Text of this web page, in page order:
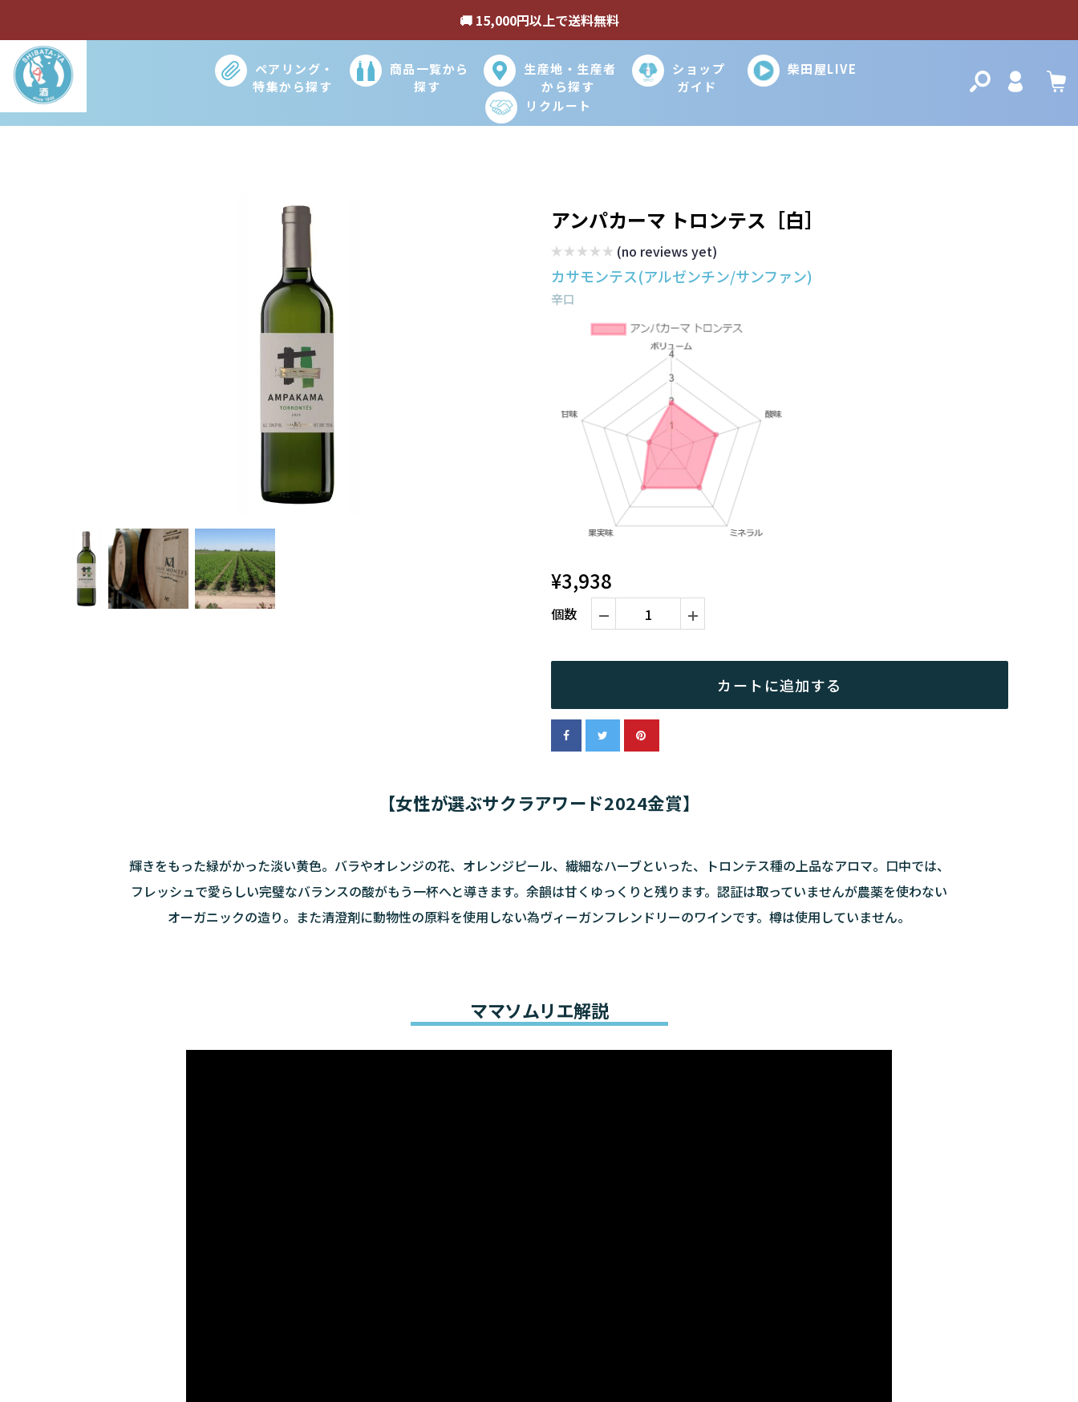
🚚 15,000円以上で送料無料
ペアリング・
特集から探す
商品一覧から
探す
生産地・生産者
から探す
ショップ
ガイド
柴田屋LIVE
リクルート
検索 Login
アンパカーマ トロンテス［白］
(no reviews yet)
カサモンテス(アルゼンチン/サンファン)
辛口
¥3,938
個数
カートに追加する
【女性が選ぶサクラアワード2024金賞】
輝きをもった緑がかった淡い黄色。バラやオレンジの花、オレンジピール、繊細なハーブといった、トロンテス種の上品なアロマ。口中では、
フレッシュで愛らしい完璧なバランスの酸がもう一杯へと導きます。余韻は甘くゆっくりと残ります。 認証は取っていませんが農薬を使わない
オーガニックの造り。また清澄剤に動物性の原料を使用しない為ヴィーガンフレンドリーのワインです。 樽は使用していません。
ママソムリエ解説